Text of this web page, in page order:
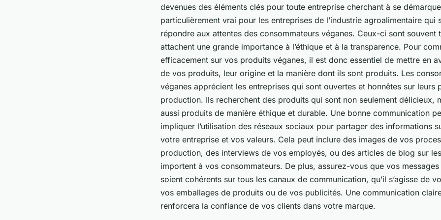
devenues des éléments clés pour toute entreprise cherchant à se
particulièrement vrai pour les entreprises de l’industrie agroalimentaire qui
répondre aux attentes des consommateurs véganes. Ceux-ci sont souvent
attachent une grande importance à l’éthique et à la transparence. Pour
efficacement sur vos produits véganes, il est donc essentiel de mettre en
de vos produits, leur origine et la manière dont ils sont produits. Les
véganes apprécient les entreprises qui sont ouvertes et honnêtes sur leurs
production. Ils recherchent des produits qui sont non seulement délicieux,
aussi produits de manière éthique et durable. Une bonne communication
impliquer l’utilisation des réseaux sociaux pour partager des informations
votre entreprise et vos valeurs. Cela peut inclure des images de vos
production, des interviews de vos employés, ou des articles de blog sur
importent à vos consommateurs. De plus, assurez-vous que vos
soient cohérents sur tous les canaux de communication, qu’il s’agisse de
vos emballages de produits ou de vos publicités. Une communication
renforcera la confiance de vos clients dans votre marque.